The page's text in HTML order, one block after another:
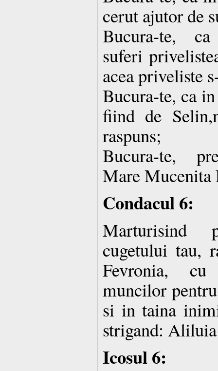
cerut ajutor de
Bucura-te,
suferi
acea priveliste
Bucura-te, ca
fiind de
raspuns;
Bucura-te,
Mare Mucenita
Condacul 6:
Marturisind
cugetului tau,
Fevronia,
muncilor
si in taina
strigand:
Icosul 6: